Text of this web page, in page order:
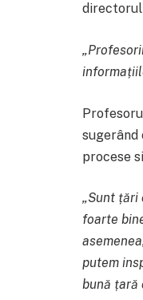
sugerând
procese
„Sunt țări
foarte
putem
bună țară